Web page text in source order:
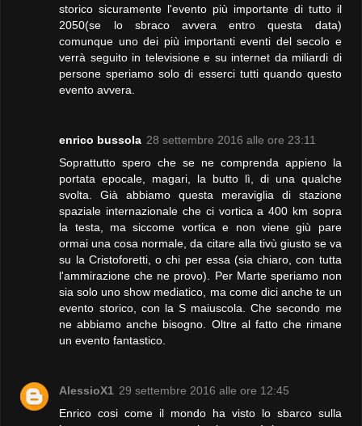
storico sicuramente l'evento più importante di tutto il
2050(se lo sbraco avvera entro questa data)
comunque uno dei più importanti eventi del secolo e
verrà seguito in televisione e su internet da miliardi di
persone speriamo solo di esserci tutti quando questo
evento avvera.
enrico bussola 28 settembre 2016 alle ore 23:11
Soprattutto spero che se ne comprenda appieno la
portata epocale, magari, la butto lì, di una qualche
svolta. Già abbiamo questa meraviglia di stazione
spaziale internazionale che ci vortica a 400 km sopra
la testa, ma siccome vortica e non viene giù pare
ormai una cosa normale, da citare alla tivù giusto se va
su la Cristoforetti, o chi per essa (sia chiaro, con tutta
l'ammirazione che ne provo). Per Marte speriamo non
sia solo uno show mediatico, ma come dici anche te un
evento storico, con la S maiuscola. Che secondo me
ne abbiamo anche bisogno. Oltre al fatto che rimane
un evento fantastico.
AlessioX1 29 settembre 2016 alle ore 12:45
Enrico cosi come il mondo ha visto lo sbarco sulla